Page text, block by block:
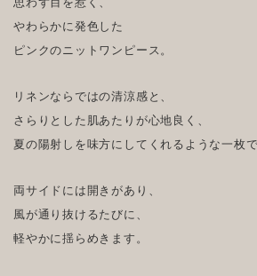
やわらかに発色した
ピンクのニットワンピース。
リネンならではの清涼感と、
さらりとした肌あたりが心地良く、
夏の陽射しを味方にしてくれるような一枚で
両サイドには開きがあり、
風が通り抜けるたびに、
軽やかに揺らめきます。